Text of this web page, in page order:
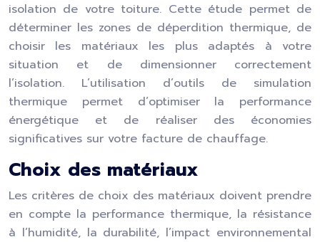
isolation de votre toiture. Cette étude permet de
déterminer les zones de déperdition thermique, de
choisir les matériaux les plus adaptés à votre
situation et de dimensionner correctement
l’isolation. L’utilisation d’outils de simulation
thermique permet d’optimiser la performance
énergétique et de réaliser des économies
significatives sur votre facture de chauffage.
Choix des matériaux
Les critères de choix des matériaux doivent prendre
en compte la performance thermique, la résistance
à l’humidité, la durabilité, l’impact environnemental